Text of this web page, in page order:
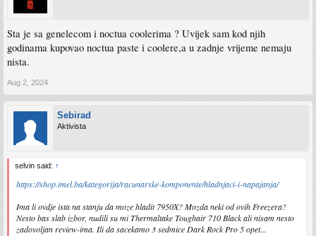
Sta je sa genelecom i noctua coolerima ? Uvijek sam kod njih
godinama kupovao noctua paste i coolere,a u zadnje vrijeme nemaju
nista.
Aug 2, 2024
Sebirad
Aktivista
selvin said: ↑
https://shop.imel.ba/kategorija/racunarske-komponente/hladnjaci-i-napajanja/
Ima li ovdje ista na stanju da moze hladit 7950X? Mozda neki od ovih Freezera?
Nesto bas slab izbor, nudili su mi Thermaltake Toughair 710 Black ali nisam nesto
zadovoljan review-ima. Ili da sacekamo 3 sedmice Dark Rock Pro 5 opet...